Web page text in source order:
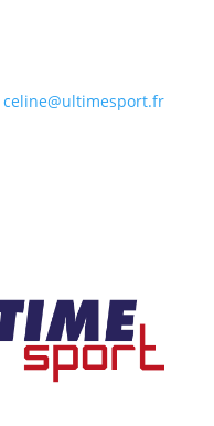
celine@ultimesport.fr